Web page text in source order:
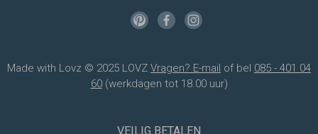
Made with Lovz © 2025 LOVZ Vragen? E-mail of bel 085 - 401 04
60(werkdagen tot 18.00 uur)
VEILIG BETALEN